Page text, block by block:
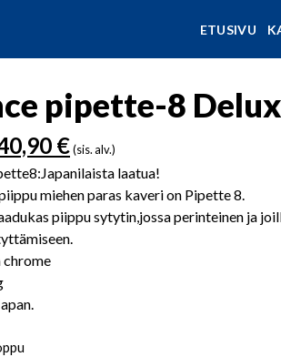
ETUSIVU
pipette-8
Alkuperäinen
€.
€Nykyinen
hinta
on:
40,90 €.
(sis. alv.)
laatua!
miehen paras kaveri on Pipette 8.
piippu sytytin,jossa perinteinen ja
chrome